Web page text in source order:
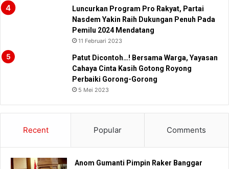
Luncurkan Program Pro Rakyat, Partai
Nasdem Yakin Raih Dukungan Penuh Pada
Pemilu 2024 Mendatang
11 Februari 2023
Patut Dicontoh…! Bersama Warga, Yayasan
Cahaya Cinta Kasih Gotong Royong
Perbaiki Gorong-Gorong
5 Mei 2023
Recent Popular Comments
Anom Gumanti Pimpin Raker Banggar